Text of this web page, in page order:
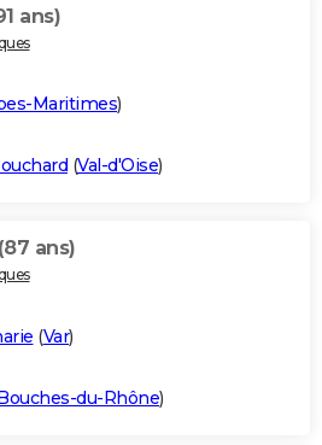
ans)
Maritimes)
(Val-d'Oise)
(87 ans)
(Var)
du-Rhône)